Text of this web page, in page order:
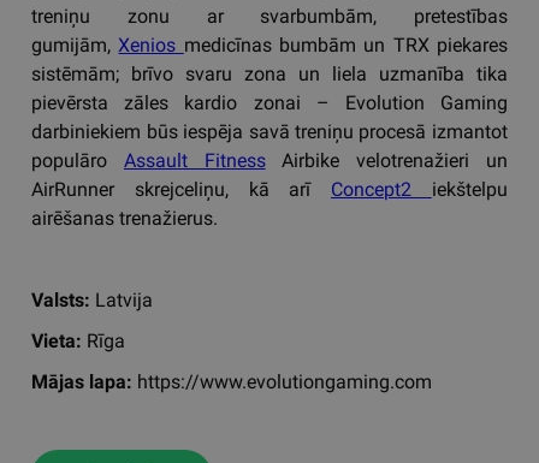
treniņu zonu ar svarbumbām, pretestības
gumijām, Xenios medicīnas bumbām un TRX piekares
sistēmām; brīvo svaru zona un liela uzmanība tika
pievērsta zāles kardio zonai – Evolution Gaming
darbiniekiem būs iespēja savā treniņu procesā izmantot
populāro Assault FitnessAirbike velotrenažieri un
AirRunner skrejceliņu, kā arī Concept2 iekštelpu
airēšanas trenažierus.
Valsts: Latvija
Vieta: Rīga
Mājas lapa: https://www.evolutiongaming.com